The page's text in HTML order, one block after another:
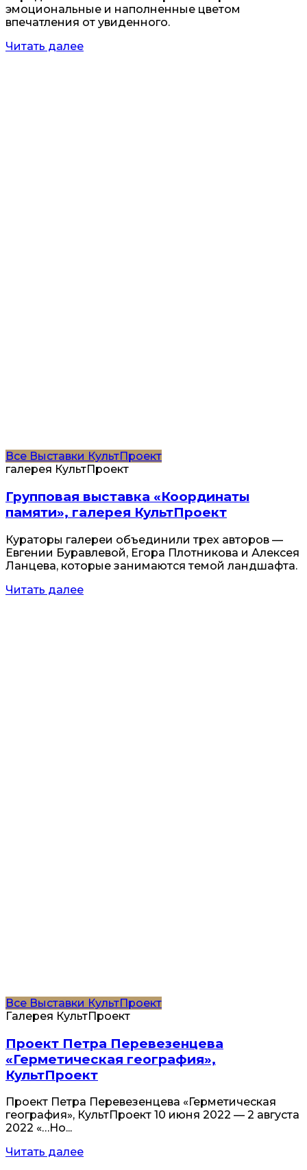
эмоциональные и наполненные цветом
впечатления от увиденного.
Читать далее
Все Выставки КультПроект
галерея КультПроект
Групповая выставка «Координаты
памяти», галерея КультПроект
Кураторы галереи объединили трех авторов —
Евгении Буравлевой, Егора Плотникова и Алексея
Ланцева, которые занимаются темой ландшафта.
Читать далее
Все Выставки КультПроект
Галерея КультПроект
Проект Петра Перевезенцева
«Герметическая география»,
КультПроект
Проект Петра Перевезенцева «Герметическая
география», КультПроект 10 июня 2022 — 2 августа
2022 «…Но...
Читать далее